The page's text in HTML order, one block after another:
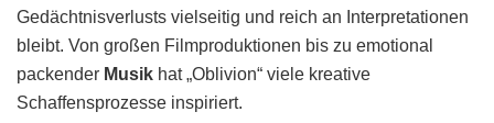
Gedächtnisverlusts vielseitig und reich an Interpretationen
bleibt. Von großen Filmproduktionen bis zu emotional
packender Musik hat „Oblivion“ viele kreative
Schaffensprozesse inspiriert.